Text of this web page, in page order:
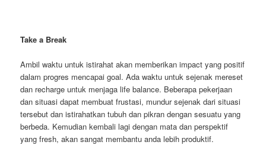
Take a Break
Ambil waktu untuk istirahat akan memberikan impact yang positif
dalam progres mencapai goal. Ada waktu untuk sejenak mereset
dan recharge untuk menjaga life balance. Beberapa pekerjaan
dan situasi dapat membuat frustasi, mundur sejenak dari situasi
tersebut dan istirahatkan tubuh dan pikran dengan sesuatu yang
berbeda. Kemudian kembali lagi dengan mata dan perspektif
yang fresh, akan sangat membantu anda lebih produktif.